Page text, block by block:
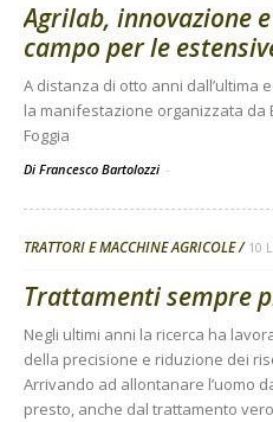
Agrilab, innovazione
campo per le
A distanza di otto anni dall’ultima
la manifestazione organizzata da
Foggia
Di Francesco Bartolozzi -
TRATTORI E MACCHINE AGRICOLE 10
Trattamenti sempre
Negli ultimi anni la ricerca ha
della precisione e riduzione dei
Arrivando ad allontanare l’uomo
presto, anche dal trattamento